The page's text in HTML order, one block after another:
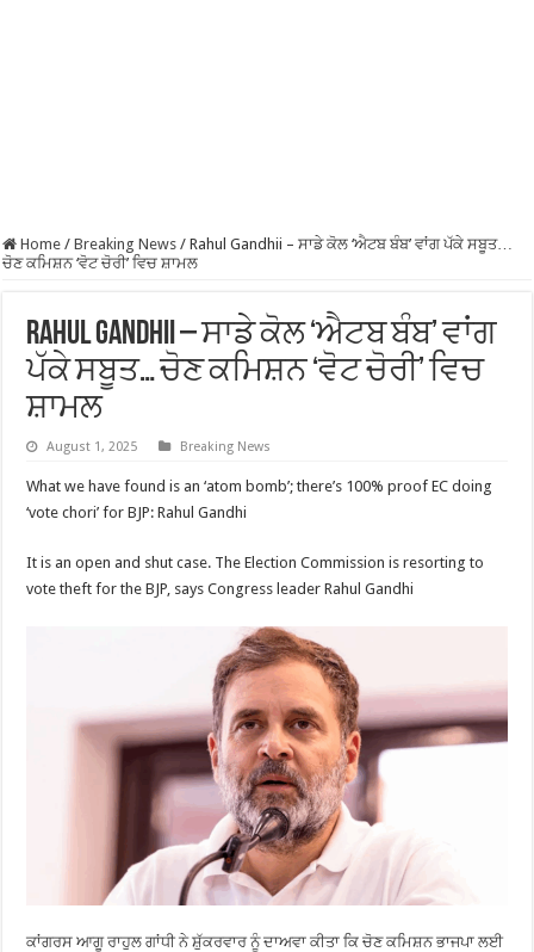
Home / Breaking News / Rahul Gandhii – ਸਾਡੇ ਕੋਲ ‘ਐਟਬ ਬੰਬ’ ਵਾਂਗ ਪੱਕੇ ਸਬੂਤ…
ਚੋਣ ਕਮਿਸ਼ਨ ‘ਵੋਟ ਚੋਰੀ’ ਵਿਚ ਸ਼ਾਮਲ
Rahul Gandhii – ਸਾਡੇ ਕੋਲ ‘ਐਟਬ ਬੰਬ’ ਵਾਂਗ
ਪੱਕੇ ਸਬੂਤ… ਚੋਣ ਕਮਿਸ਼ਨ ‘ਵੋਟ ਚੋਰੀ’ ਵਿਚ
ਸ਼ਾਮਲ
August 1, 2025 Breaking News
What we have found is an ‘atom bomb’; there’s 100% proof EC doing
‘vote chori’ for BJP: Rahul Gandhi
It is an open and shut case. The Election Commission is resorting to
vote theft for the BJP, says Congress leader Rahul Gandhi
ਕਾਂਗਰਸ ਆਗੂ ਰਾਹੁਲ ਗਾਂਧੀ ਨੇ ਸ਼ੁੱਕਰਵਾਰ ਨੂੰ ਦਾਅਵਾ ਕੀਤਾ ਕਿ ਚੋਣ ਕਮਿਸ਼ਨ ਭਾਜਪਾ ਲਈ